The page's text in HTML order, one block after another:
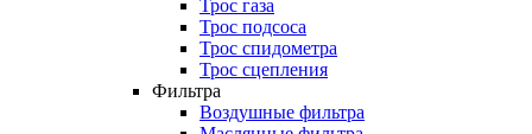
Трос газа
Трос подсоса
Трос спидометра
Трос сцепления
Фильтра
Воздушные фильтра